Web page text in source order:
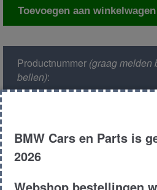
Tussenas/cardanas
Toevoegen aan winkelwagen
Productnummer(graag melden
bellen):
Kleur :
BMW Cars en Parts is
2026